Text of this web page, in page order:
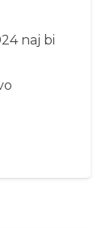
naj bi